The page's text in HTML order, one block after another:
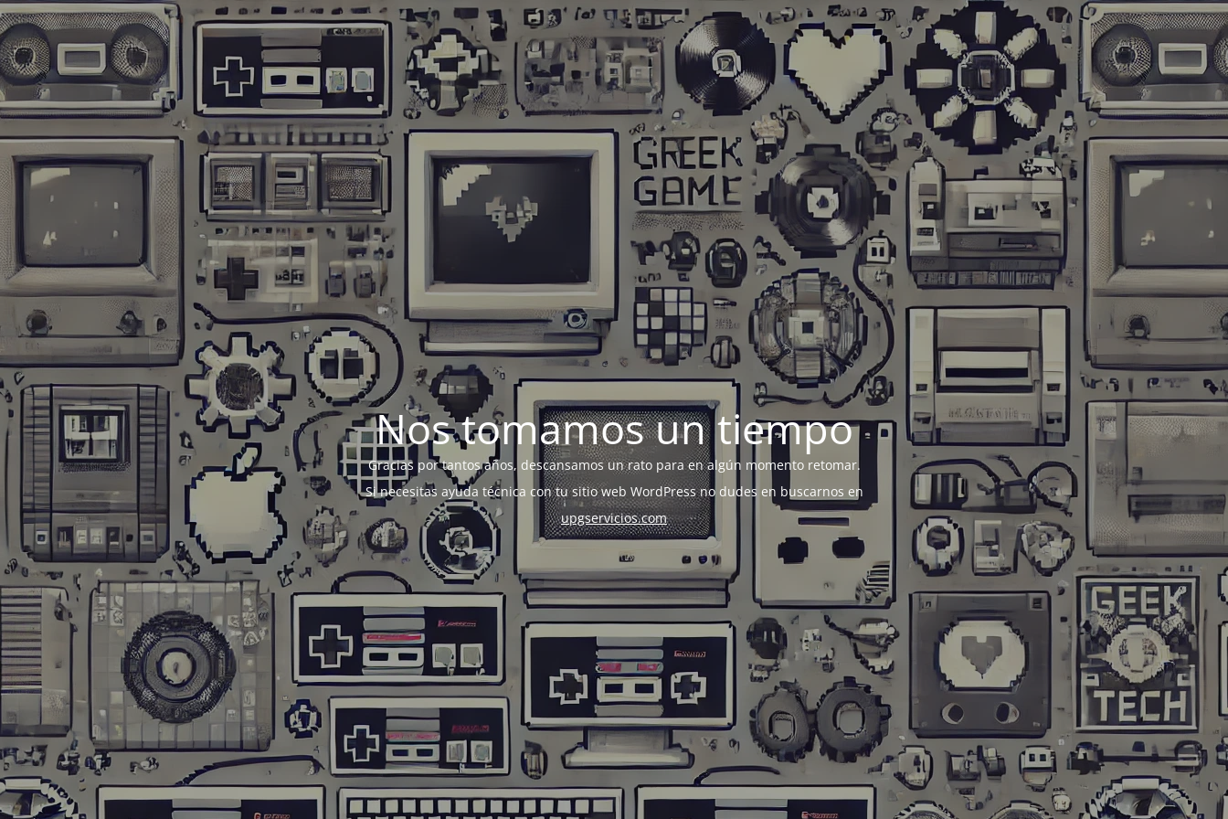
Nos tomamos un tiempo
Gracias por tantos años, descansamos un rato para en algún momento retomar.
Si necesitas ayuda técnica con tu sitio web WordPress no dudes en buscarnos en
upgservicios.com